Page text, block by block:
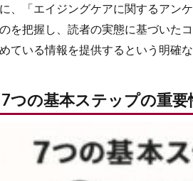
、「エイジングケアに関するアン
を把握し、読者の実態に基づいた
ている情報を提供するという明確
つの基本ステップの重要